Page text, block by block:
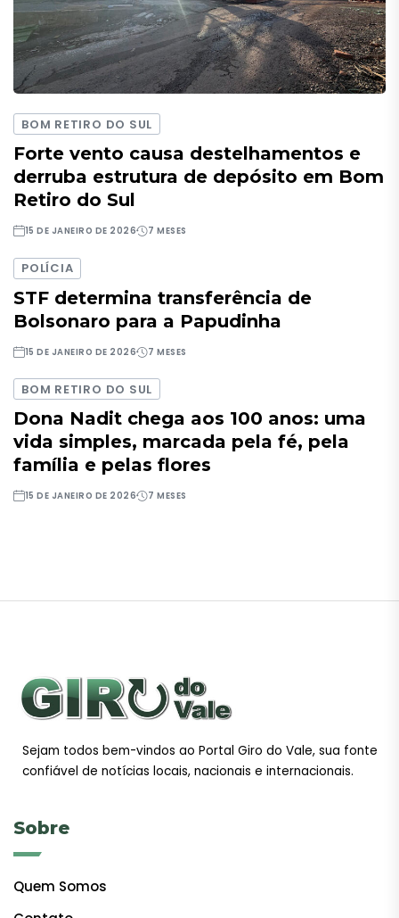
BOM RETIRO DO SUL
Forte vento causa destelhamentos e
derruba estrutura de depósito em Bom
Retiro do Sul
15 DE JANEIRO DE 2026 7 MESES
POLÍCIA
STF determina transferência de
Bolsonaro para a Papudinha
15 DE JANEIRO DE 2026 7 MESES
BOM RETIRO DO SUL
Dona Nadit chega aos 100 anos: uma
vida simples, marcada pela fé, pela
família e pelas flores
15 DE JANEIRO DE 2026 7 MESES
Sejam todos bem-vindos ao Portal Giro do Vale, sua fonte
confiável de notícias locais, nacionais e internacionais.
Sobre
Quem Somos